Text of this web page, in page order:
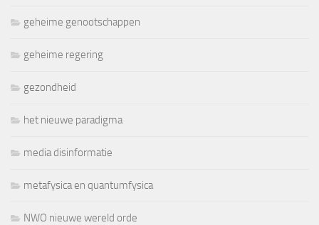
geheime genootschappen
geheime regering
gezondheid
het nieuwe paradigma
media disinformatie
metafysica en quantumfysica
NWO nieuwe wereld orde